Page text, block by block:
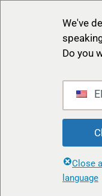
We've
Do you
Close
language